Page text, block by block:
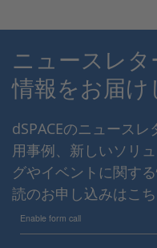
ニュースレ
情報をお届け
dSPACEのニュース
用事例、新しいソリ
グやイベントに関す
読のお申し込みはこち
Enable form call